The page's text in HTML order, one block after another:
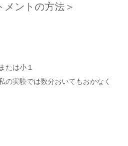
メントの方法＞
たは小１
実験では数分おいてもおかなく